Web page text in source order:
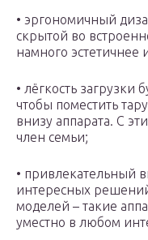
• эргономичный
скрытой во
намного эстетичнее
• лёгкость загрузки
чтобы поместить
внизу аппарата. С
член семьи;
• привлекательный
интересных
моделей – такие
уместно в любом